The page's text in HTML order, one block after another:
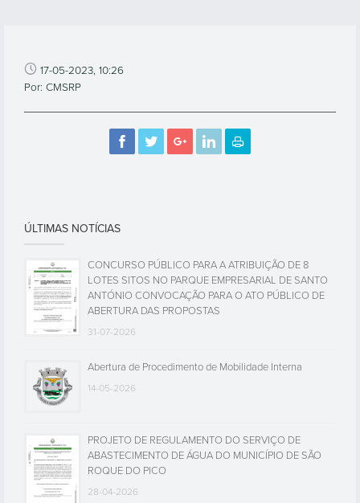
17-05-2023, 10:26
Por: CMSRP
ÚLTIMAS NOTÍCIAS
CONCURSO PÚBLICO PARA A ATRIBUIÇÃO DE 8
LOTES SITOS NO PARQUE EMPRESARIAL DE SANTO
ANTÓNIO CONVOCAÇÃO PARA O ATO PÚBLICO DE
ABERTURA DAS PROPOSTAS
31-07-2026
Abertura de Procedimento de Mobilidade Interna
14-05-2026
PROJETO DE REGULAMENTO DO SERVIÇO DE
ABASTECIMENTO DE ÁGUA DO MUNICÍPIO DE SÃO
ROQUE DO PICO
28-04-2026